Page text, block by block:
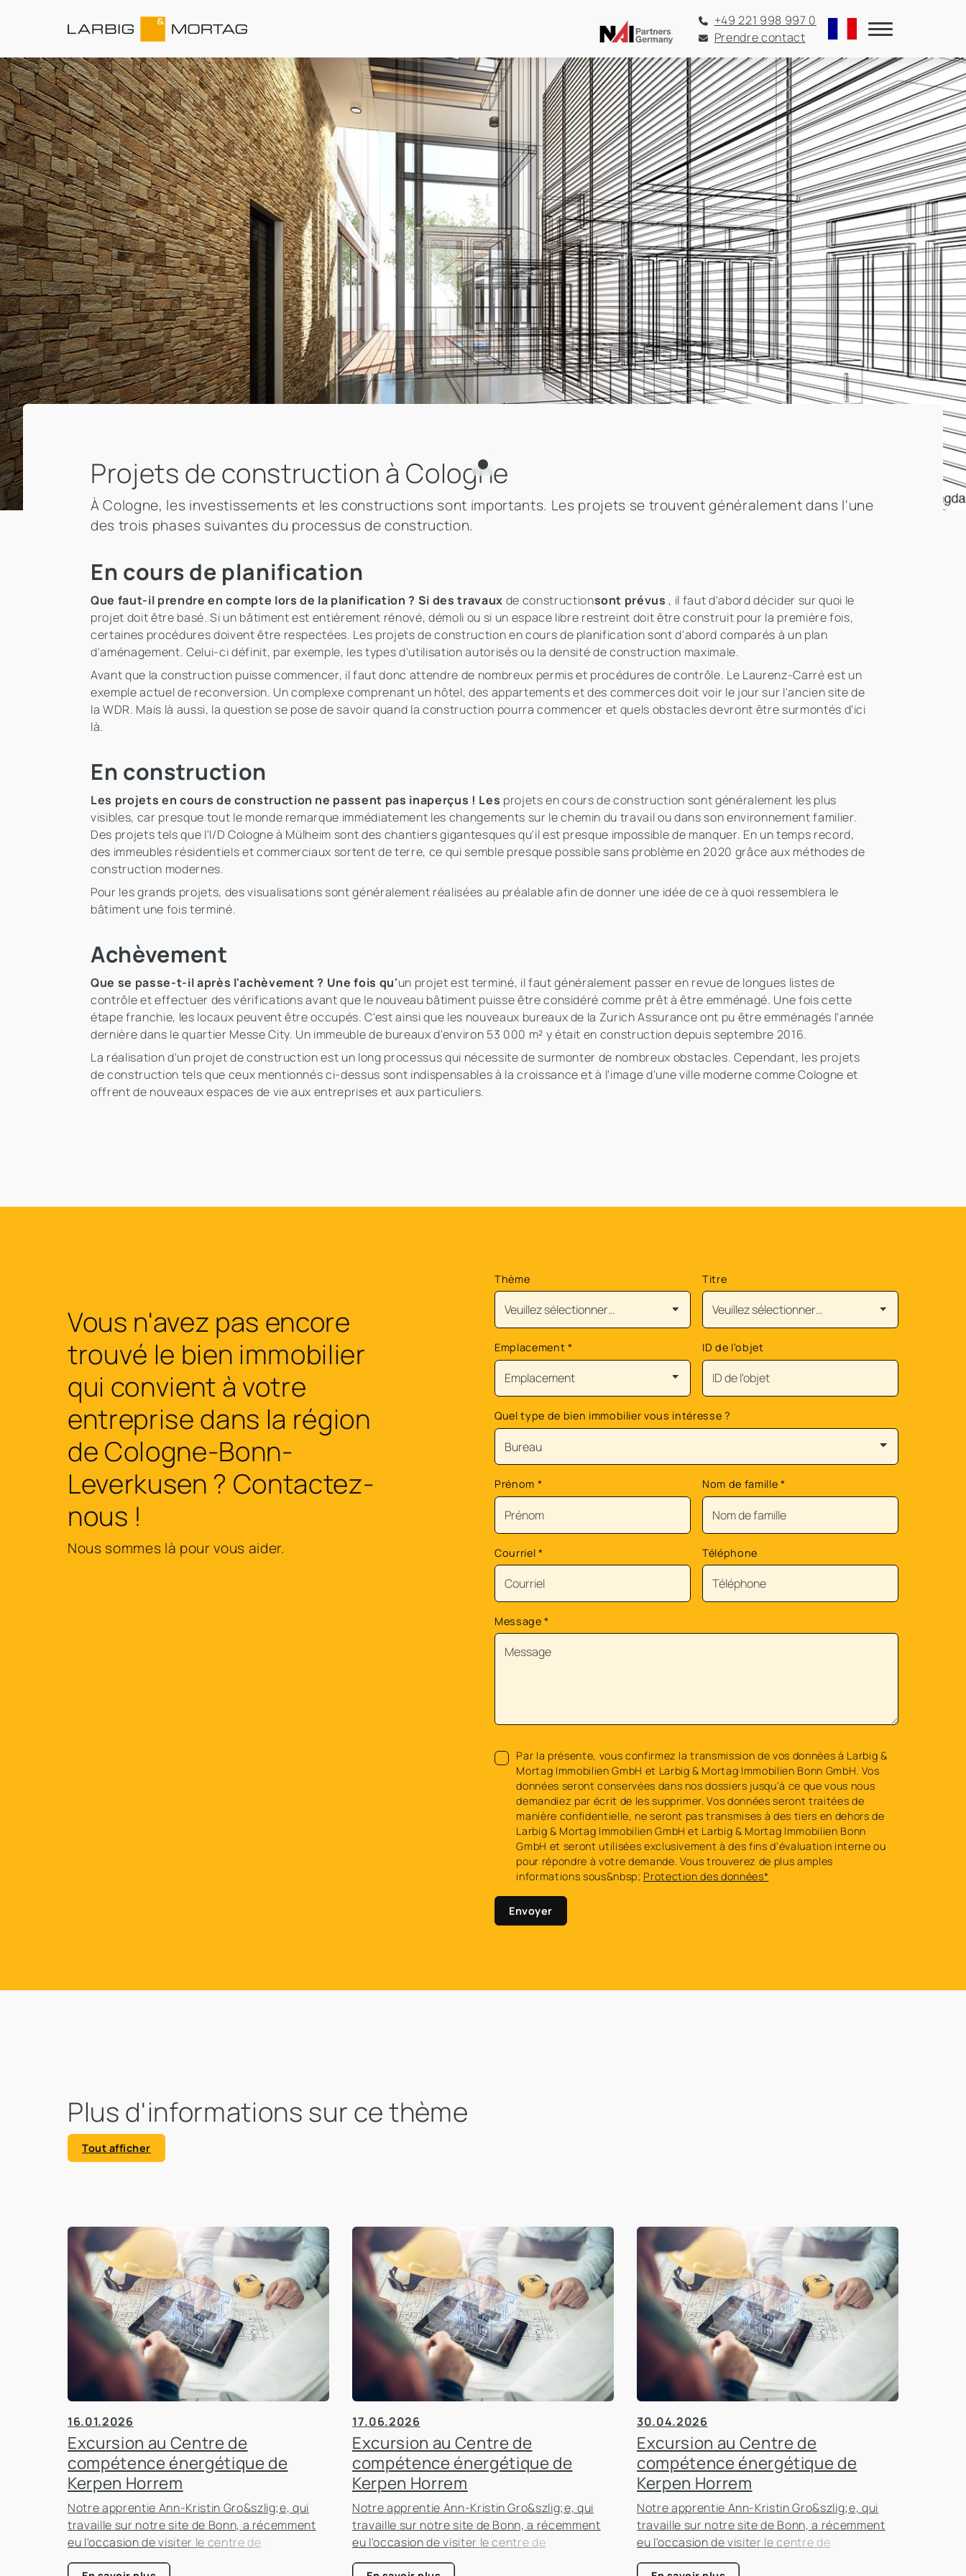
+49 221 998 997 0
Prendre contact
Projets de construction à Cologne
À Cologne, les investissements et les constructions sont importants. Les projets se trouvent généralement dans l'une
des trois phases suivantes du processus de construction.
En cours de planification
Que faut-il prendre en compte lors de la planification ? Si des travaux de constructionsont prévus , il faut d'abord décider sur quoi le
projet doit être basé. Si un bâtiment est entièrement rénové, démoli ou si un espace libre restreint doit être construit pour la première fois,
certaines procédures doivent être respectées. Les projets de construction en cours de planification sont d'abord comparés à un plan
d'aménagement. Celui-ci définit, par exemple, les types d'utilisation autorisés ou la densité de construction maximale.
Avant que la construction puisse commencer, il faut donc attendre de nombreux permis et procédures de contrôle. Le Laurenz-Carré est un
exemple actuel de reconversion. Un complexe comprenant un hôtel, des appartements et des commerces doit voir le jour sur l'ancien site de
la WDR. Mais là aussi, la question se pose de savoir quand la construction pourra commencer et quels obstacles devront être surmontés d'ici
là.
En construction
Les projets en cours de construction ne passent pas inaperçus ! Les projets en cours de construction sont généralement les plus
visibles, car presque tout le monde remarque immédiatement les changements sur le chemin du travail ou dans son environnement familier.
Des projets tels que l'I/D Cologne à Mülheim sont des chantiers gigantesques qu'il est presque impossible de manquer. En un temps record,
des immeubles résidentiels et commerciaux sortent de terre, ce qui semble presque possible sans problème en 2020 grâce aux méthodes de
construction modernes.
Pour les grands projets, des visualisations sont généralement réalisées au préalable afin de donner une idée de ce à quoi ressemblera le
bâtiment une fois terminé.
Achèvement
Que se passe-t-il après l'achèvement ? Une fois qu'un projet est terminé, il faut généralement passer en revue de longues listes de
contrôle et effectuer des vérifications avant que le nouveau bâtiment puisse être considéré comme prêt à être emménagé. Une fois cette
étape franchie, les locaux peuvent être occupés. C'est ainsi que les nouveaux bureaux de la Zurich Assurance ont pu être emménagés l'année
dernière dans le quartier Messe City. Un immeuble de bureaux d'environ 53 000 m² y était en construction depuis septembre 2016.
La réalisation d'un projet de construction est un long processus qui nécessite de surmonter de nombreux obstacles. Cependant, les projets
de construction tels que ceux mentionnés ci-dessus sont indispensables à la croissance et à l'image d'une ville moderne comme Cologne et
offrent de nouveaux espaces de vie aux entreprises et aux particuliers.
Vous n'avez pas encore
trouvé le bien immobilier
qui convient à votre
entreprise dans la région
de Cologne-Bonn-
Leverkusen ? Contactez-
nous !
Nous sommes là pour vous aider.
Thème Titre
Emplacement * ID de l'objet
Quel type de bien immobilier vous intéresse ?
Prénom * Nom de famille *
Courriel * Téléphone
Message*
Par la présente, vous confirmez la transmission de vos données à Larbig &
Mortag Immobilien GmbH et Larbig & Mortag Immobilien Bonn GmbH. Vos
données seront conservées dans nos dossiers jusqu'à ce que vous nous
demandiez par écrit de les supprimer. Vos données seront traitées de
manière confidentielle, ne seront pas transmises à des tiers en dehors de
Larbig & Mortag Immobilien GmbH et Larbig & Mortag Immobilien Bonn
GmbH et seront utilisées exclusivement à des fins d'évaluation interne ou
pour répondre à votre demande. Vous trouverez de plus amples
informations sous&nbsp; Protection des données*
Envoyer
Plus d'informations sur ce thème
Tout afficher
16.01.2026
Excursion au Centre de
compétence énergétique de
Kerpen Horrem
Notre apprentie Ann-Kristin Gro&szlig;e, qui
travaille sur notre site de Bonn, a récemment
eu l'occasion de visiter le centre de
compétence énergétique de Kerpen-Horrem
17.06.2026
Excursion au Centre de
compétence énergétique de
Kerpen Horrem
Notre apprentie Ann-Kristin Gro&szlig;e, qui
travaille sur notre site de Bonn, a récemment
eu l'occasion de visiter le centre de
compétence énergétique de Kerpen-Horrem
30.04.2026
Excursion au Centre de
compétence énergétique de
Kerpen Horrem
Notre apprentie Ann-Kristin Gro&szlig;e, qui
travaille sur notre site de Bonn, a récemment
eu l'occasion de visiter le centre de
compétence énergétique de Kerpen-Horrem